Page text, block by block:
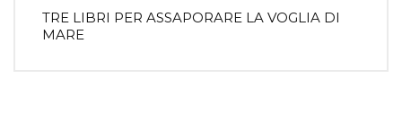
TRE LIBRI PER ASSAPORARE LA VOGLIA DI
MARE